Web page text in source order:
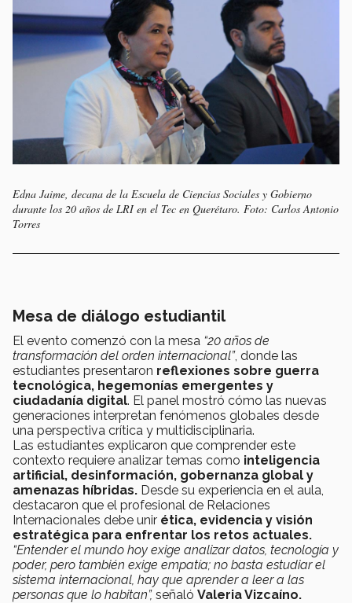
Edna Jaime, decana de la Escuela de Ciencias Sociales y Gobierno
durante los 20 años de LRI en el Tec en Querétaro. Foto: Carlos Antonio
Torres
Mesa de diálogo estudiantil
El evento comenzó con la mesa “20 años de
transformación del orden internacional”, donde las
estudiantes presentaron reflexiones sobre guerra
tecnológica, hegemonías emergentes y
ciudadanía digital. El panel mostró cómo las nuevas
generaciones interpretan fenómenos globales desde
una perspectiva crítica y multidisciplinaria.
Las estudiantes explicaron que comprender este
contexto requiere analizar temas como inteligencia
artificial, desinformación, gobernanza global y
amenazas híbridas. Desde su experiencia en el aula,
destacaron que el profesional de Relaciones
Internacionales debe unir ética, evidencia y visión
estratégica para enfrentar los retos actuales.
“Entender el mundo hoy exige analizar datos, tecnología y
poder, pero también exige empatía; no basta estudiar el
sistema internacional, hay que aprender a leer a las
personas que lo habitan”, señaló Valeria Vizcaíno.